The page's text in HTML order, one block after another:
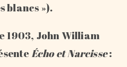
blancs »).
1903, John William
Écho et Narcisse: